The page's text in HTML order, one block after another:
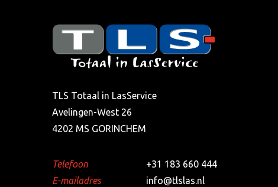
TLS Totaal in LasService
Avelingen-West 26
4202 MS GORINCHEM
Telefoon
+31 183 660 444
E-mailadres
info@tlslas.nl